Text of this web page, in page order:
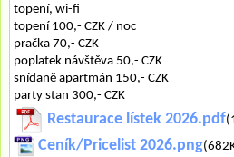
topení, wi-fi
topení 100,- CZK / noc
pračka 70,- CZK
poplatek návštěva 50,- CZK
snídaně apartmán 150,- CZK
party stan 300,- CZK
Restaurace lístek 2026.pdf
Ceník/Pricelist 2026.png